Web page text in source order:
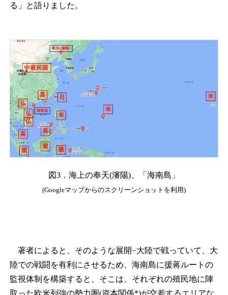
る」と語りました。
図3．海上の奉天(瀋陽)、「海南島」
(Googleマップからのスクリーンショットを利用)
著者によると、そのような展開−大陸で戦っていて、大
陸での戦闘を有利にさせるため、海南島に援蒋ルートの
監視体制を構築すると、そこは、それぞれの殖民地に陣
取った欧米列強の勢力圏(資本関係*)が交差するエリアな